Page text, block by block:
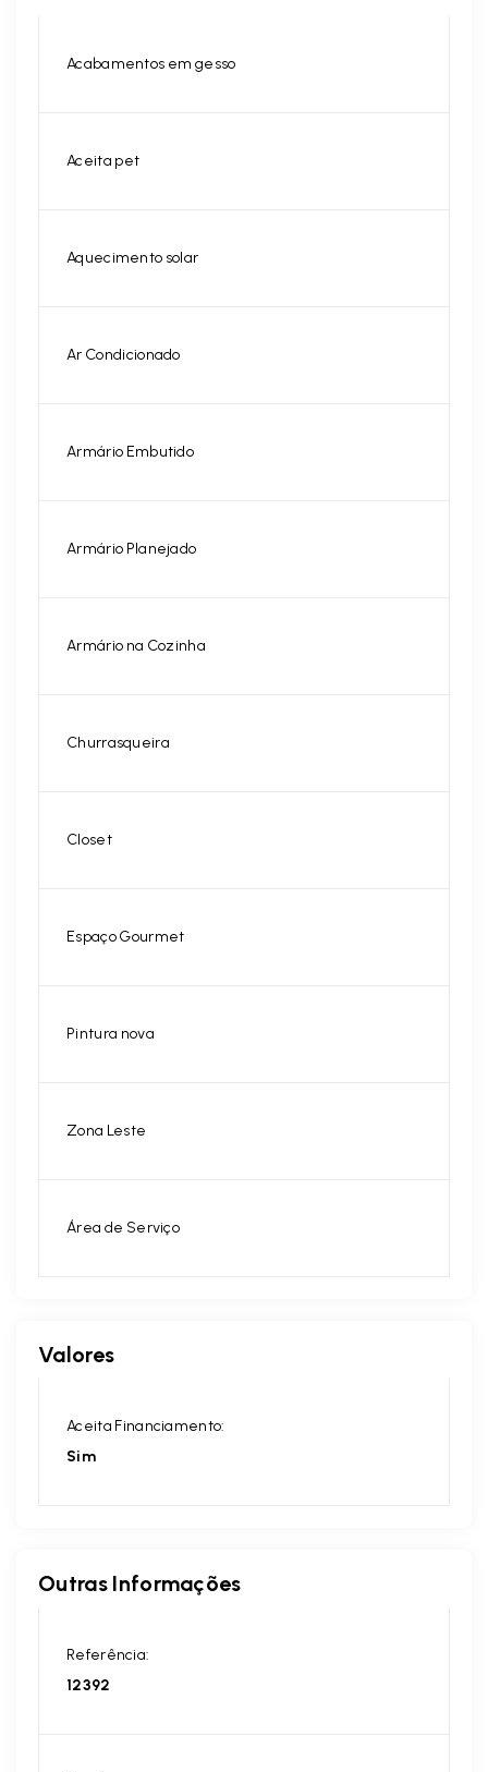
Acabamentos em gesso
Aceita pet
Aquecimento solar
Ar Condicionado
Armário Embutido
Armário Planejado
Armário na Cozinha
Churrasqueira
Closet
Espaço Gourmet
Pintura nova
Zona Leste
Área de Serviço
Valores
Aceita Financiamento:
Sim
Outras Informações
Referência:
12392